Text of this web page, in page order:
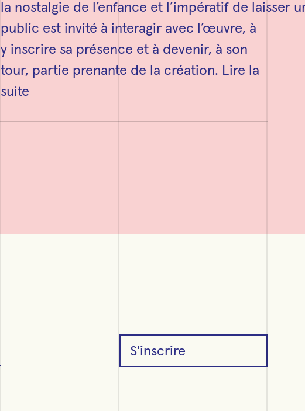
la nostalgie de l’enfance et l’impératif de laisser
public est invité à interagir avec l’œuvre, à
y inscrire sa présence et à devenir, à son
tour, partie prenante de la création. Lire la
suite
S'inscrire